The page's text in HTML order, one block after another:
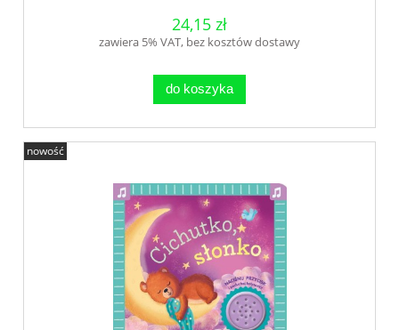
24,15 zł
zawiera 5% VAT, bez kosztów dostawy
do koszyka
nowość